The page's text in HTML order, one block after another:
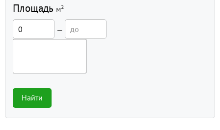
Площадь м²
—
Найти